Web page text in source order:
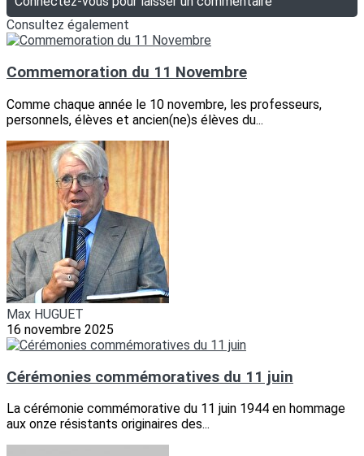
Consultez également
Commemoration du 11 Novembre
Comme chaque année le 10 novembre, les professeurs,
personnels, élèves et ancien(ne)s élèves du...
Max HUGUET
16 novembre 2025
Cérémonies commémoratives du 11 juin
La cérémonie commémorative du 11 juin 1944 en hommage
aux onze résistants originaires des...